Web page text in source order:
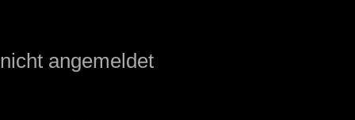
nicht angemeldet